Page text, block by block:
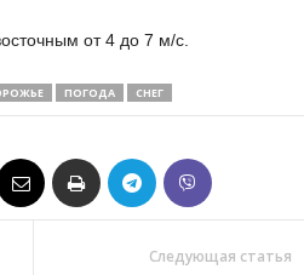
от 4 до 7 м/с.
ПОГОДА СНЕГ
Следующая статья